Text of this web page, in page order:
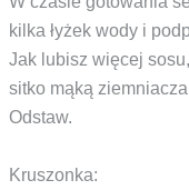
kilka łyżek wody i
Jak lubisz więcej
sitko mąką
Odstaw.
Kruszonka: